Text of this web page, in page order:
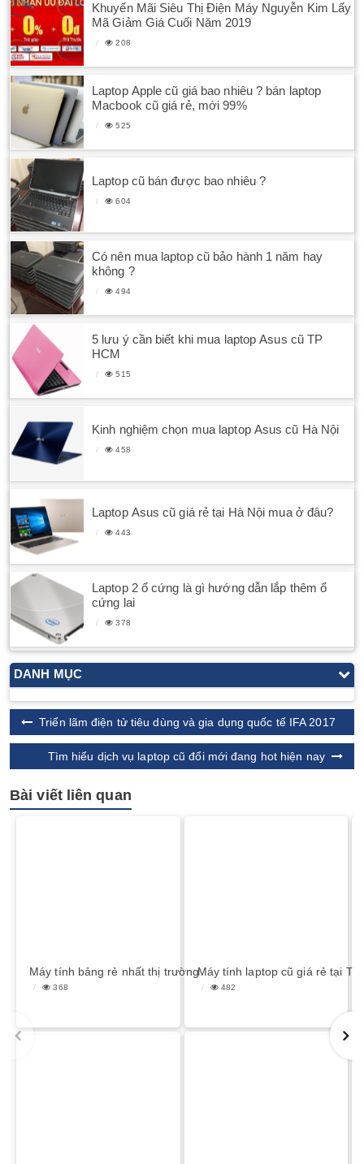
Khuyến Mãi Siêu Thị Điện Máy Nguyễn Kim Lấy
Mã Giảm Giá Cuối Năm 2019
208
Laptop Apple cũ giá bao nhiêu ? bán laptop
Macbook cũ giá rẻ, mới 99%
525
Laptop cũ bán được bao nhiêu ?
604
Có nên mua laptop cũ bảo hành 1 năm hay
không ?
494
5 lưu ý cần biết khi mua laptop Asus cũ TP
HCM
515
Kinh nghiệm chọn mua laptop Asus cũ Hà Nội
458
Laptop Asus cũ giá rẻ tại Hà Nội mua ở đâu?
443
Laptop 2 ổ cứng là gì hướng dẫn lắp thêm ổ
cứng lai
378
DANH MỤC
Triển lãm điện tử tiêu dùng và gia dụng quốc tế IFA 2017
Tìm hiểu dịch vụ laptop cũ đổi mới đang hot hiện nay
Bài viết liên quan
Máy tính bảng rẻ nhất thị trường
368
Máy tính laptop cũ giá rẻ tại
482